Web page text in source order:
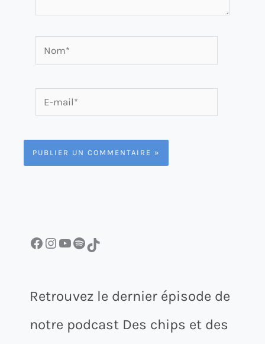
Nom*
mail*
Facebook InstagramYouTube Spotify TikTok
Retrouvez le dernier épisode de
notre podcast Des chips et des